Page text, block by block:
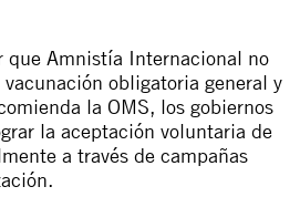
que Amnistía Internacional no
obligatoria general y
la OMS, los gobiernos
la aceptación voluntaria de
a través de campañas